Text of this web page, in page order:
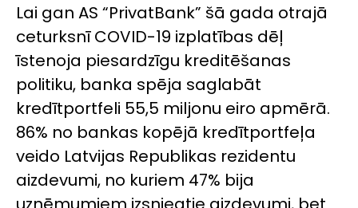
Lai gan AS “PrivatBank” šā gada otrajā
ceturksnī COVID-19 izplatības dēļ
īstenoja piesardzīgu kreditēšanas
politiku, banka spēja saglabāt
kredītportfeli 55,5 miljonu eiro apmērā.
86% no bankas kopējā kredītportfeļa
veido Latvijas Republikas rezidentu
aizdevumi, no kuriem 47% bija